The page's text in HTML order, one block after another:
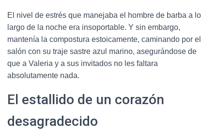
El nivel de estrés que manejaba el hombre de barba a lo
largo de la noche era insoportable. Y sin embargo,
mantenía la compostura estoicamente, caminando por el
salón con su traje sastre azul marino, asegurándose de
que a Valeria y a sus invitados no les faltara
absolutamente nada.
El estallido de un corazón
desagradecido